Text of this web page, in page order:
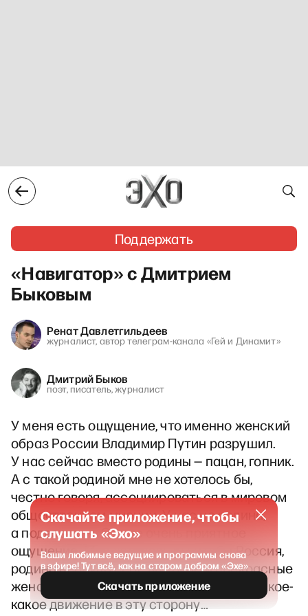
Поддержать
«Навигатор» с Дмитрием
Быковым
Ренат Давлетгильдеев
журналист, автор телеграм-канала «Гей и Динамит»
Дмитрий Быков
поэт, писатель, журналист
У меня есть ощущение, что именно женский
образ России Владимир Путин разрушил.
У нас сейчас вместо родины — пацан, гопник.
А с такой родиной мне не хотелось бы,
честно говоря, ассоциироваться в мировом
общественном мнении. У нас не родина,
а подворотня. Это не очень приятное
ощущение. Мне хотелось бы, чтобы Россия,
родина вернула себе высокие и прекрасные
женские черты. И видит бог, я наблюдаю кое-
какое движение в эту сторону…
Скачайте приложение, чтобы
слушать «Эхо»
Ваши любимые ведущие и программы снова
в эфире! Тут всё, как на старом добром «Эхе»
Скачать приложение